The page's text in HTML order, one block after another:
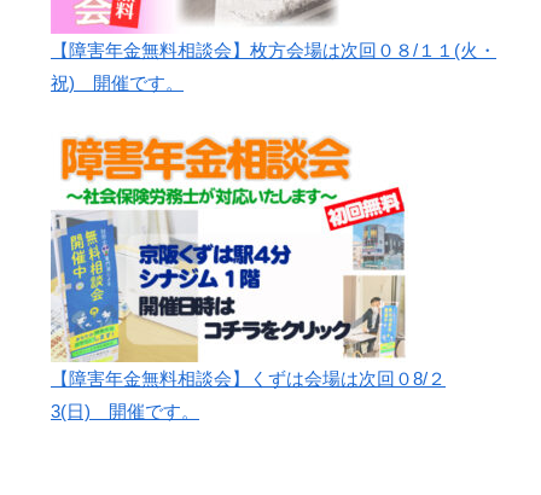
【障害年金無料相談会】枚方会場は次回０８/１１(火・
祝) 開催です。
【障害年金無料相談会】くずは会場は次回０8/２
3(日) 開催です。